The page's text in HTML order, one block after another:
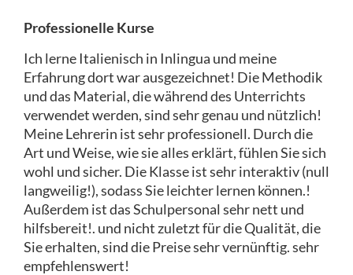
Professionelle Kurse
Ich lerne Italienisch in Inlingua und meine
Erfahrung dort war ausgezeichnet! Die Methodik
und das Material, die während des Unterrichts
verwendet werden, sind sehr genau und nützlich!
Meine Lehrerin ist sehr professionell. Durch die
Art und Weise, wie sie alles erklärt, fühlen Sie sich
wohl und sicher. Die Klasse ist sehr interaktiv (null
langweilig!), sodass Sie leichter lernen können.!
Außerdem ist das Schulpersonal sehr nett und
hilfsbereit!. und nicht zuletzt für die Qualität, die
Sie erhalten, sind die Preise sehr vernünftig. sehr
empfehlenswert!